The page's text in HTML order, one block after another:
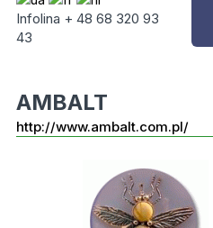
Infolina + 48 68 320 93
43
AMBALT
http://www.ambalt.com.pl/